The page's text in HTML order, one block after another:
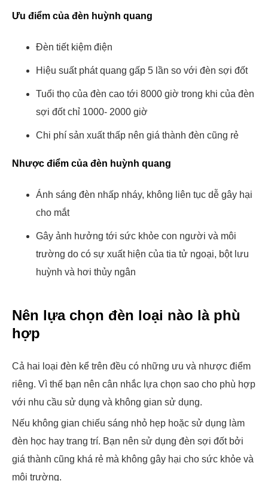
Ưu điểm của đèn huỳnh quang
Đèn tiết kiệm điện
Hiệu suất phát quang gấp 5 lần so với đèn sợi đốt
Tuổi thọ của đèn cao tới 8000 giờ trong khi của đèn
sợi đốt chỉ 1000- 2000 giờ
Chi phí sản xuất thấp nên giá thành đèn cũng rẻ
Nhược điểm của đèn huỳnh quang
Ánh sáng đèn nhấp nháy, không liên tục dễ gây hại
cho mắt
Gây ảnh hưởng tới sức khỏe con người và môi
trường do có sự xuất hiện của tia tử ngoại, bột lưu
huỳnh và hơi thủy ngân
Nên lựa chọn đèn loại nào là phù
hợp
Cả hai loại đèn kể trên đều có những ưu và nhược điểm
riêng. Vì thế bạn nên cân nhắc lựa chọn sao cho phù hợp
với nhu cầu sử dụng và không gian sử dụng.
Nếu không gian chiếu sáng nhỏ hẹp hoặc sử dụng làm
đèn học hay trang trí. Bạn nên sử dụng đèn sợi đốt bởi
giá thành cũng khá rẻ mà không gây hại cho sức khỏe và
môi trường.